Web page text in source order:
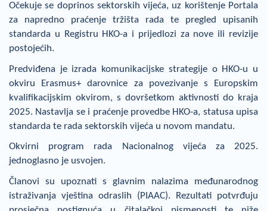
Očekuje se doprinos sektorskih vijeća, uz korištenje Portala
za napredno praćenje tržišta rada te pregled upisanih
standarda u Registru HKO-a i prijedlozi za nove ili revizije
postojećih.
Predviđena je izrada komunikacijske strategije o HKO-u u
okviru Erasmus+ darovnice za povezivanje s Europskim
kvalifikacijskim okvirom, s dovršetkom aktivnosti do kraja
2025. Nastavlja se i praćenje provedbe HKO-a, statusa upisa
standarda te rada sektorskih vijeća u novom mandatu.
Okvirni program rada Nacionalnog vijeća za 2025.
jednoglasno je usvojen.
Članovi su upoznati s glavnim nalazima međunarodnog
istraživanja vještina odraslih (PIAAC). Rezultati potvrđuju